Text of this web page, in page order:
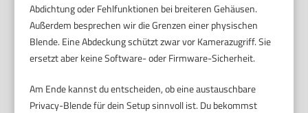
Abdichtung oder Fehlfunktionen bei breiteren Gehäusen.
Außerdem besprechen wir die Grenzen einer physischen
Blende. Eine Abdeckung schützt zwar vor Kamerazugriff. Sie
ersetzt aber keine Software- oder Firmware-Sicherheit.
Am Ende kannst du entscheiden, ob eine austauschbare
Privacy-Blende für dein Setup sinnvoll ist. Du bekommst